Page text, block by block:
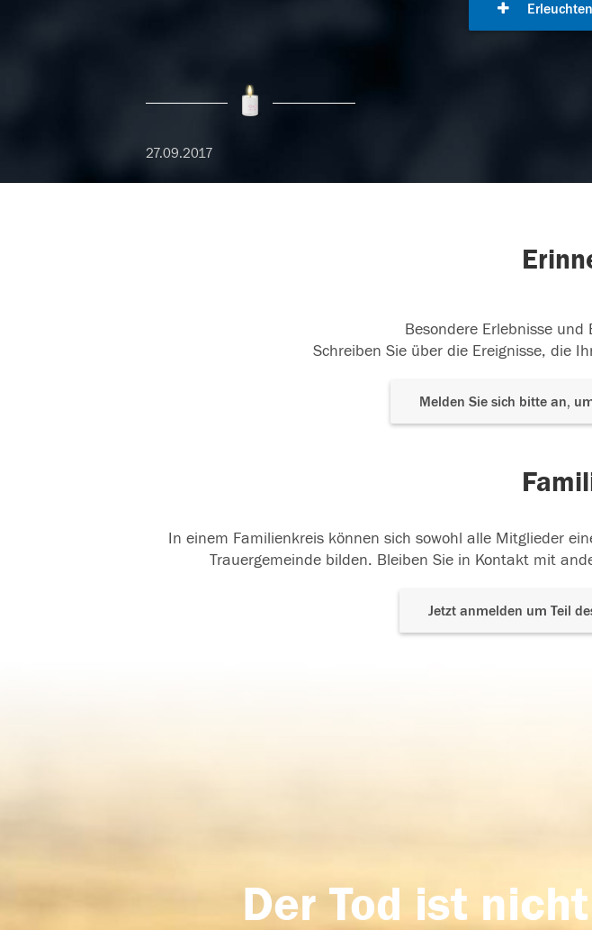
27.09.2017
Besondere Erlebnisse
Schreiben Sie über die Ereignisse, die
Melden Sie sich bitte an,
In einem Familienkreis können sich sowohl alle Mitglieder
Trauergemeinde bilden. Bleiben Sie in Kontakt mit
Jetzt anmelden um Teil
Der Tod ist